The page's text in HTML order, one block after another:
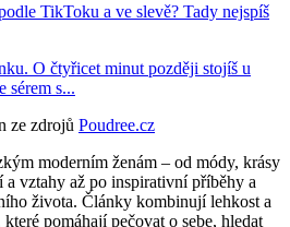
TikToku a ve slevě? Tady nejspíš
O čtyřicet minut později stojíš u
sérem s...
ze zdrojů Poudree.cz
moderním ženám – od módy, krásy
vztahy až po inspirativní příběhy a
života. Články kombinují lehkost a
pomáhají pečovat o sebe, hledat